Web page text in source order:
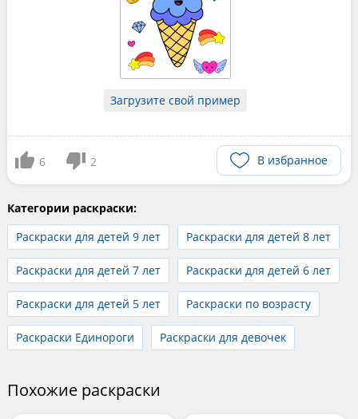
Загрузите свой пример
6 2 В избранное
Категории раскраски:
Раскраски для детей 9 лет
Раскраски для детей 8 лет
Раскраски для детей 7 лет Раскраски для детей 6 лет
Раскраски для детей 5 лет Раскраски по возрасту
Раскраски Единороги Раскраски для девочек
Похожие раскраски